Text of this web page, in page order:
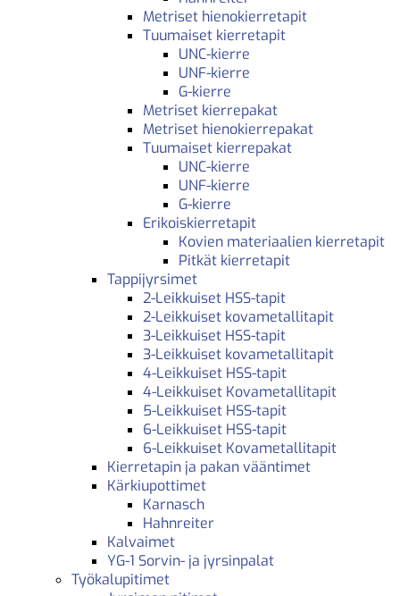
Metriset hienokierretapit
Tuumaiset kierretapit
UNC-kierre
UNF-kierre
G-kierre
Metriset kierrepakat
Metriset hienokierrepakat
Tuumaiset kierrepakat
UNC-kierre
UNF-kierre
G-kierre
Erikoiskierretapit
Kovien materiaalien kierretapit
Pitkät kierretapit
Tappijyrsimet
2-Leikkuiset HSS-tapit
2-Leikkuiset kovametallitapit
3-Leikkuiset HSS-tapit
3-Leikkuiset kovametallitapit
4-Leikkuiset HSS-tapit
4-Leikkuiset Kovametallitapit
5-Leikkuiset HSS-tapit
6-Leikkuiset HSS-tapit
6-Leikkuiset Kovametallitapit
Kierretapin ja pakan vääntimet
Kärkiupottimet
Karnasch
Hahnreiter
Kalvaimet
YG-1 Sorvin- ja jyrsinpalat
Työkalupitimet